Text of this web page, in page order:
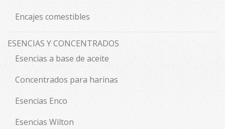
Encajes comestibles
ESENCIAS Y CONCENTRADOS
Esencias a base de aceite
Concentrados para harinas
Esencias Enco
Esencias Wilton